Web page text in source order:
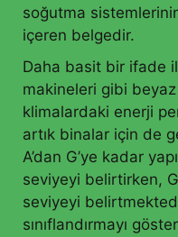
soğutma
içeren belgedir.
Daha basit bir ifade
makineleri gibi
klimalardaki enerji
artık binalar için de
A’dan G’ye kadar
seviyeyi belirtirken, G
seviyeyi
sınıflandırmayı